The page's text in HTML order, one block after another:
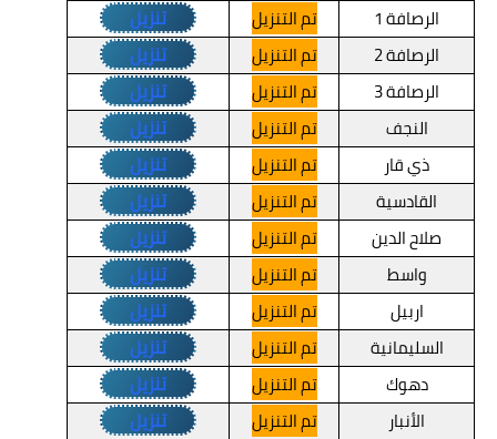
الرصافة 1 تم التنزيل تنزيل
الرصافة 2 تم التنزيل تنزيل
الرصافة 3 تم التنزيل تنزيل
النجف تم التنزيل تنزيل
ذي قار تم التنزيل تنزيل
القادسية تم التنزيل تنزيل
صلاح الدين تم التنزيل تنزيل
واسط تم التنزيل تنزيل
اربيل تم التنزيل تنزيل
السليمانية تم التنزيل تنزيل
دهوك تم التنزيل تنزيل
الأنبار تم التنزيل تنزيل